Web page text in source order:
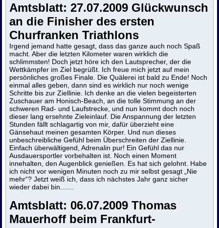
Amtsblatt:27.07.2009 Glückwunsch
an die Finisher des ersten
Churfranken Triathlons
Irgend jemand hatte gesagt, dass das ganze auch noch Spaß
macht. Aber die letzten Kilometer waren wirklich die
schlimmsten! Doch jetzt höre ich den Lautsprecher, der die
Wettkämpfer im Ziel begrüßt. Ich freue mich jetzt auf mein
persönliches großes Finale. Die Quälerei ist bald zu Ende! Noch
einmal alles geben, dann sind es wirklich nur noch wenige
Schritte bis zur Ziellinie. Ich denke an die vielen begeisterten
Zuschauer am Honisch-Beach, an die tolle Stimmung an der
schweren Rad- und Laufstrecke, und nun kommt doch noch
dieser lang ersehnte Zieleinlauf. Die Anspannung der letzten
Stunden fällt schlagartig von mir, dafür überzieht eine
Gänsehaut meinen gesamten Körper. Und nun dieses
unbeschreibliche Gefühl beim Überschreiten der Ziellinie.
Einfach überwältigend, Adrenalin pur! Ein Gefühl das nur
Ausdauersportler vorbehalten ist. Noch einen Moment
innehalten, den Augenblick genießen. Es hat sich gelohnt. Habe
ich nicht vor wenigen Minuten noch zu mir selbst gesagt „Nie
mehr“? Jetzt weiß ich, dass ich nächstes Jahr ganz sicher
wieder dabei bin.......
Amtsblatt: 06.07.2009 Thomas
Mauerhoff beim Frankfurt-